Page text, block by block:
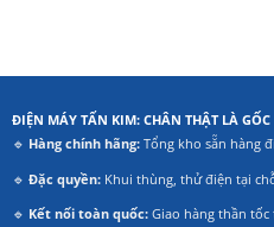
ĐIỆN MÁY TẤN KIM: CHÂN THẬT LÀ GỐC
🔹 Hàng chính hãng:Tổng kho sẵn hàng
🔹 Đặc quyền:Khui thùng, thử điện tại
🔹 Kết nối toàn quốc:Giao hàng thần tốc